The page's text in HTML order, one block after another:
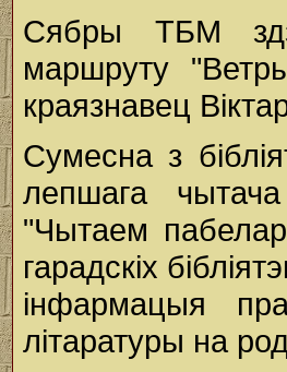
Сябры ТБМ
маршруту
краязнавец
Сумесна з
лепшага
"Чытаем
гарадскіх
інфармацыя
літаратуры на